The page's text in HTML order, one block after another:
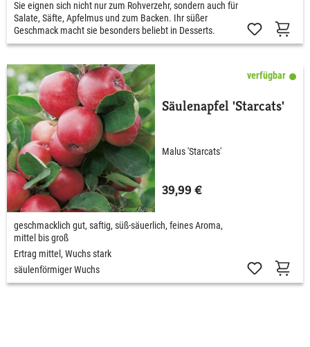
Sie eignen sich nicht nur zum Rohverzehr, sondern auch für
Salate, Säfte, Apfelmus und zum Backen. Ihr süßer
Geschmack macht sie besonders beliebt in Desserts.
verfügbar
Säulenapfel 'Starcats'
Malus 'Starcats'
39,99 €
geschmacklich gut, saftig, süß-säuerlich, feines Aroma,
mittel bis groß
Ertrag mittel, Wuchs stark
säulenförmiger Wuchs